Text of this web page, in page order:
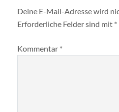
Deine E-Mail-Adresse wird
Erforderliche Felder sind mit *
Kommentar *